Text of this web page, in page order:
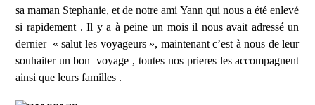
sa maman Stephanie, et de notre ami Yann qui nous a été enlevé
si rapidement . Il y a à peine un mois il nous avait adressé un
dernier « salut les voyageurs », maintenant c’est à nous de leur
souhaiter un bon voyage , toutes nos prieres les accompagnent
ainsi que leurs familles .